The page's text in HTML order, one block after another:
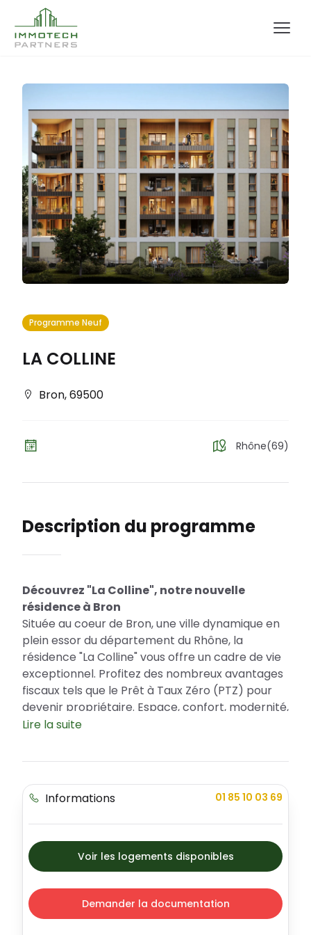
Programme Neuf
LA COLLINE
Bron,69500
Rhône(69)
Description du programme
Découvrez "La Colline", notre nouvelle
résidence à Bron
Située au coeur de Bron, une ville dynamique en
plein essor du département du Rhône, la
résidence "La Colline" vous offre un cadre de vie
exceptionnel. Profitez des nombreux avantages
fiscaux tels que le Prêt à Taux Zéro (PTZ) pour
devenir propriétaire. Espace, confort, modernité,
voici ce que vous propose ce programme
pour répondre à tous vos besoins.
Un emplacement idéal au coeur d'une ville
attractive
infrastructures sportives complètes et de
nombreux espaces verts. Vous apprécierez
aussi la sécurité et la quiétude de la résidence
"La Colline", située dans un quartier résidentiel de
Bron. À deux pas de la résidence, vous trouverez
Lire la suite
Informations 01 85 10 03 69
Voir les logements disponibles
Demander la documentation